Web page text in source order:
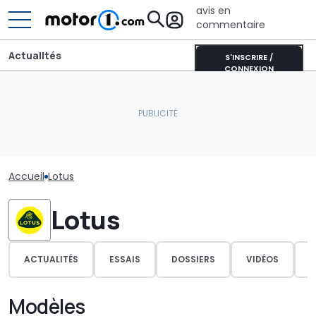
avis en
commentaire
S'INSCRIRE /
CONNEXION
Actualités
Accueil Lotus
Lotus
ACTUALITÉS ESSAIS DOSSIERS VIDÉOS
Modèles